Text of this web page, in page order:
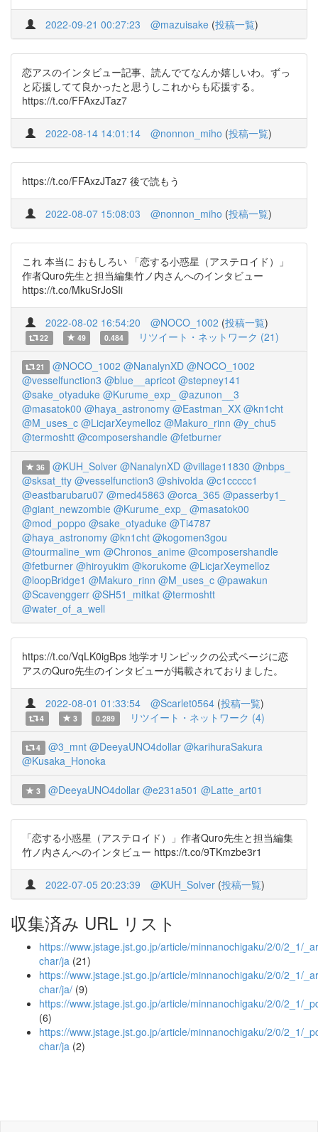
2022-09-21 00:27:23 @mazuisake (投稿一覧)
恋アスのインタビュー記事、読んでてなんか嬉しいわ。ずっ
と応援してて良かったと思うしこれからも応援する。
https://t.co/FFAxzJTaz7
2022-08-14 14:01:14 @nonnon_miho (投稿一覧)
https://t.co/FFAxzJTaz7 後で読もう
2022-08-07 15:08:03 @nonnon_miho (投稿一覧)
これ 本当に おもしろい 「恋する小惑星（アステロイド）」
作者Quro先生と担当編集竹ノ内さんへのインタビュー
https://t.co/MkuSrJoSIi
2022-08-02 16:54:20 @NOCO_1002 (投稿一覧)
22 49 0.484 リツイート・ネットワーク (21)
21 @NOCO_1002 @NanalynXD @NOCO_1002
@vesselfunction3 @blue__apricot @stepney141
@sake_otyaduke @Kurume_exp_ @azunon__3
@masatok00 @haya_astronomy @Eastman_XX @kn1cht
@M_uses_c @LicjarXeymelloz @Makuro_rinn @y_chu5
@termoshtt @composershandle @fetburner
36 @KUH_Solver @NanalynXD @village11830 @nbps_
@sksat_tty @vesselfunction3 @shivolda @c1ccccc1
@eastbarubaru07 @med45863 @orca_365 @passerby1_
@giant_newzombie @Kurume_exp_ @masatok00
@mod_poppo @sake_otyaduke @Ti4787
@haya_astronomy @kn1cht @kogomen3gou
@tourmaline_wm @Chronos_anime @composershandle
@fetburner @hiroyukim @korukome @LicjarXeymelloz
@loopBridge1 @Makuro_rinn @M_uses_c @pawakun
@Scavenggerr @SH51_mitkat @termoshtt
@water_of_a_well
https://t.co/VqLK0igBps 地学オリンピックの公式ページに恋
アスのQuro先生のインタビューが掲載されておりました。
2022-08-01 01:33:54 @Scarlet0564 (投稿一覧)
4 3 0.289 リツイート・ネットワーク (4)
4 @3_mnt @DeeyaUNO4dollar @karihuraSakura
@Kusaka_Honoka
3 @DeeyaUNO4dollar @e231a501 @Latte_art01
「恋する小惑星（アステロイド）」作者Quro先生と担当編集
竹ノ内さんへのインタビュー https://t.co/9TKmzbe3r1
2022-07-05 20:23:39 @KUH_Solver (投稿一覧)
収集済み URL リスト
https://www.jstage.jst.go.jp/article/minnanochigaku/2/0/2_1/
char/ja (21)
https://www.jstage.jst.go.jp/article/minnanochigaku/2/0/2_1/
char/ja/ (9)
https://www.jstage.jst.go.jp/article/minnanochigaku/2/0/2_1/
(6)
https://www.jstage.jst.go.jp/article/minnanochigaku/2/0/2_1/
char/ja (2)